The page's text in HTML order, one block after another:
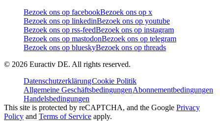
Bezoek ons op facebookBezoek ons op x
Bezoek ons op linkedinBezoek ons op youtube
Bezoek ons op rss-feedBezoek ons op instagram
Bezoek ons op mastodonBezoek ons op telegram
Bezoek ons op blueskyBezoek ons op threads
© 2026 Euractiv DE. All rights reserved.
DatenschutzerklärungCookie Politik
Allgemeine GeschäftsbedingungenAbonnementbedingungen
Handelsbedingungen
This site is protected by reCAPTCHA, and the Google Privacy
Policy and Terms of Service apply.